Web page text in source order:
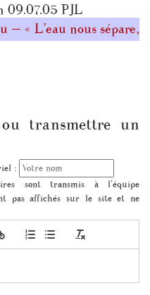
09.07.05 PJL
— « L’eau nous sépare,
transmettre un
:
sont transmis à l'équipe
pas affichés sur le site et ne